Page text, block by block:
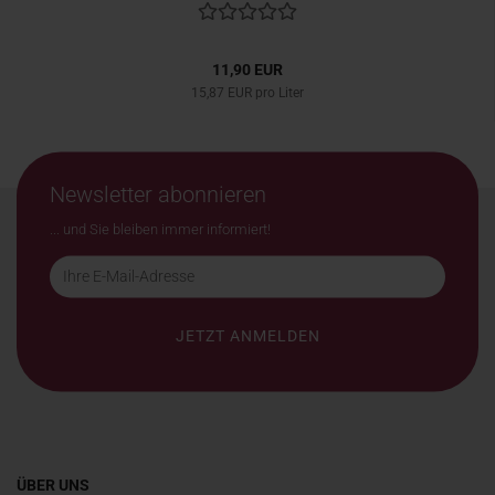
11,90 EUR
15,87 EUR pro Liter
Newsletter abonnieren
... und Sie bleiben immer informiert!
ÜBER UNS